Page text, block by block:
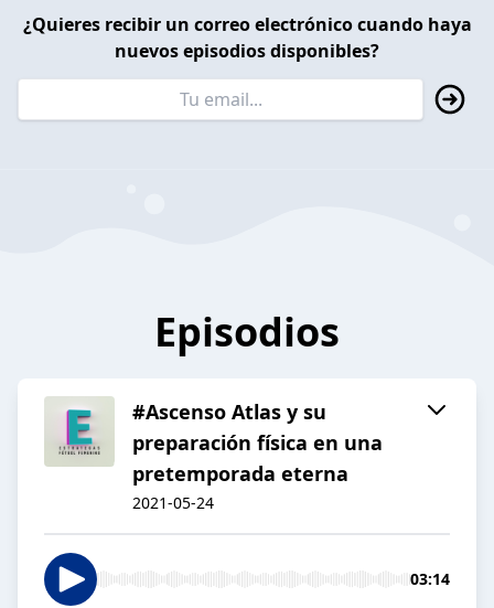
¿Quieres recibir un correo electrónico cuando haya
nuevos episodios disponibles?
Episodios
#Ascenso Atlas y su
preparación física en una
pretemporada eterna
2021-05-24
03:14